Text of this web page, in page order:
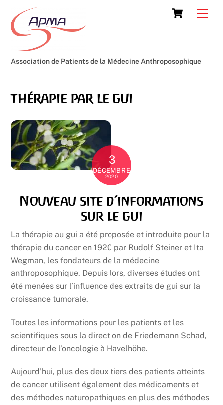
content
Cart
Association de Patients de la Médecine Anthroposophique
thérapie par le gui
3
DÉCEMBRE
2020
Nouveau site d’informations
sur le gui
La thérapie au gui a été proposée et introduite pour la
thérapie du cancer en 1920 par Rudolf Steiner et Ita
Wegman, les fondateurs de la médecine
anthroposophique. Depuis lors, diverses études ont
été menées sur l’influence des extraits de gui sur la
croissance tumorale.
Toutes les informations pour les patients et les
scientifiques sous la direction de Friedemann Schad,
directeur de l’oncologie à Havelhöhe.
Aujourd’hui, plus des deux tiers des patients atteints
de cancer utilisent également des médicaments et
des méthodes naturopathiques en plus des méthodes